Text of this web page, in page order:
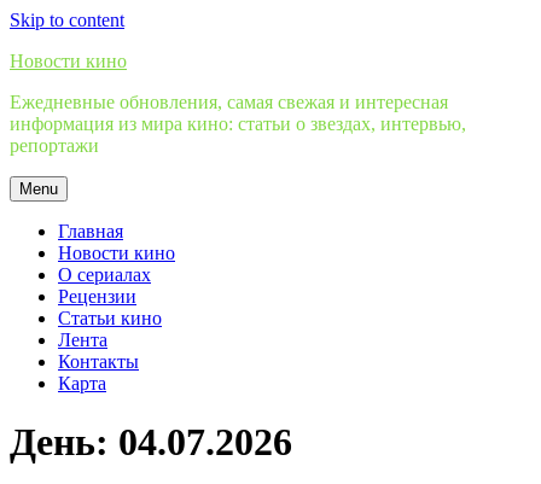
Skip to content
Новости кино
Ежедневные обновления, самая свежая и интересная
информация из мира кино: статьи о звездах, интервью,
репортажи
Menu
Главная
Новости кино
О сериалах
Рецензии
Статьи кино
Лента
Контакты
Карта
День: 04.07.2026